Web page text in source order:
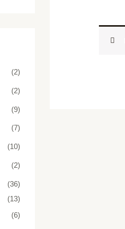
(2)
(2)
(9)
(7)
(10)
(2)
(36)
(13)
(6)